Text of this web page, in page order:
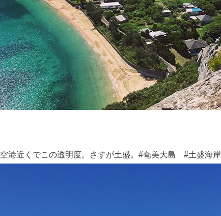
空港近くでこの透明度。さすが土盛。#奄美大島 #土盛海岸